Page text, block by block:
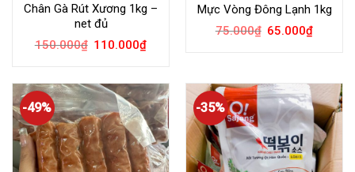
Chân Gà Rút Xương 1kg –
net đủ
150.000₫ 110.000₫
Mực Vòng Đông Lạnh 1kg
75.000₫ 65.000₫
-49% -35%